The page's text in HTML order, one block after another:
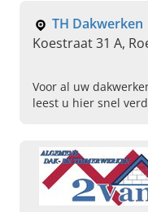
TH Dakwerken
Koestraat 31 A,
Voor al uw
leest u hier snel